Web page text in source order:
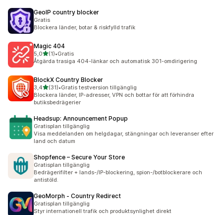
GeoIP country blocker
Gratis
Blockera länder, botar & riskfylld trafik
Magic 404
5,0av 5 stjärnor
(1)
1 recensioner totalt
•Gratis
Åtgärda trasiga 404-länkar och automatisk 301-omdirigering
BlockX Country Blocker
3,4av 5 stjärnor
(31)
31 recensioner totalt
•Gratis testversion tillgänglig
Blockera länder, IP-adresser, VPN och bottar för att förhindra
butiksbedrägerier
Headsup: Announcement Popup
Gratisplan tillgänglig
Visa meddelanden om helgdagar, stängningar och leveranser efter
land och datum
Shopfence – Secure Your Store
Gratisplan tillgänglig
Bedrägerifilter + lands-/IP-blockering, spion-/botblockerare och
antistöld.
GeoMorph ‑ Country Redirect
Gratisplan tillgänglig
Styr internationell trafik och produktsynlighet direkt